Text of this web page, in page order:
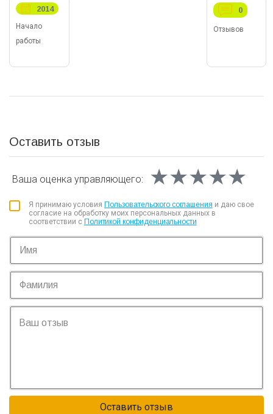
Начало
работы
2014
Отзывов
0
Оставить отзыв
Ваша оценка управляющего: ★★★★★
★★★★★
★★★★★
Я принимаю условия Пользовательского соглашения и даю свое
согласие на обработку моих персональных данных в
соответствии с Политикой конфиденциальности
Оставить отзыв